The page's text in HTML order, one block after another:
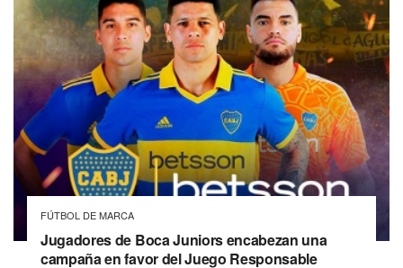
FÚTBOL DE MARCA
Jugadores de Boca Juniors encabezan una
campaña en favor del Juego Responsable